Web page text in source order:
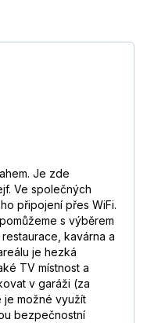
Je zde
Ve společných
připojení přes WiFi.
s výběrem
kavárna a
je hezká
TV místnost a
v garáži (za
je možné využít
bezpečnostní